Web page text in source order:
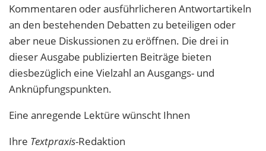
Kommentaren oder ausführlicheren Antwortartikeln
an den bestehenden Debatten zu beteiligen oder
aber neue Diskussionen zu eröffnen. Die drei in
dieser Ausgabe publizierten Beiträge bieten
diesbezüglich eine Vielzahl an Ausgangs- und
Anknüpfungspunkten.
Eine anregende Lektüre wünscht Ihnen
Ihre Textpraxis-Redaktion